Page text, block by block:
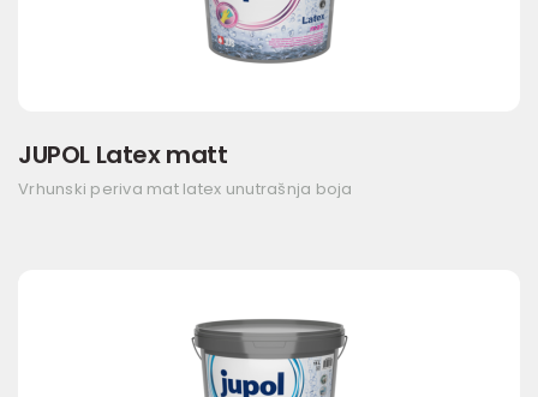
JUPOL Latex matt
Vrhunski periva mat latex unutrašnja boja